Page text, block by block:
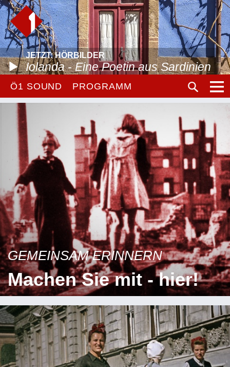
JETZT: HÖRBILDER
Iolanda - Eine Poetin aus Sardinien
Ö1 SOUND PROGRAMM
GEMEINSAM ERINNERN
Machen Sie mit - hier!